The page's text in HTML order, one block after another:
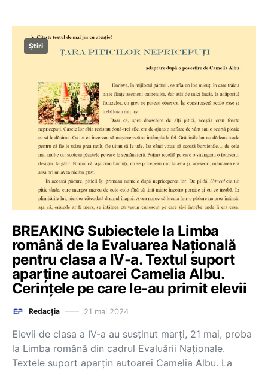
Știri
BREAKING Subiectele la Limba
română de la Evaluarea Națională
pentru clasa a IV-a. Textul suport
aparține autoarei Camelia Albu.
Cerințele pe care le-au primit elevii
Redacția 21 mai 2024
Elevii de clasa a IV-a au susținut marți, 21 mai, proba
la Limba română din cadrul Evaluării Naționale.
Textele suport aparțin autoarei Camelia Albu. La